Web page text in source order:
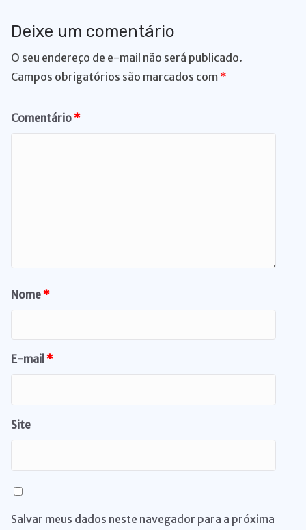
Deixe um comentário
O seu endereço de e-mail não será publicado.
Campos obrigatórios são marcados com *
Comentário*
Nome*
E-mail*
Site
Salvar meus dados neste navegador para a próxima